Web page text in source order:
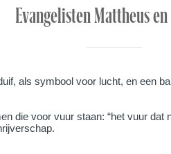
Evangelisten Mattheus
als symbool voor lucht, en een
die voor vuur staan: “het vuur dat